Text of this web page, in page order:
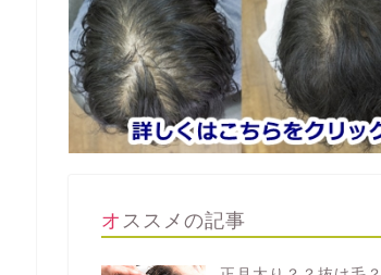
オススメの記事